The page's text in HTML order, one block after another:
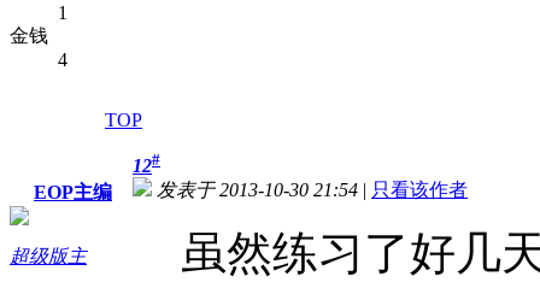
1
金钱
4
TOP
EOP主编
超级版主
12#
发表于 2013-10-30 21:54 | 只看该作者
虽然练习了好几